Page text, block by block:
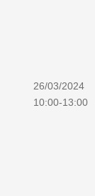
26/03/2024
10:00-13:00